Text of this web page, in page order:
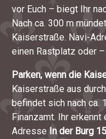
vor Euch – biegt Ihr
Nach ca. 300 m
Kaiserstraße. Navi-
einen Rastplatz oder
Parken, wenn die
Kaiserstraße aus
befindet sich nach ca.
Finanzamt. Ihr erkennt
Adresse In der Burg 15